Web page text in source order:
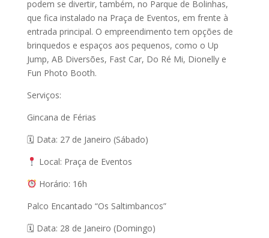
podem se divertir, também, no Parque de Bolinhas,
que fica instalado na Praça de Eventos, em frente à
entrada principal. O empreendimento tem opções de
brinquedos e espaços aos pequenos, como o Up
Jump, AB Diversões, Fast Car, Do Ré Mi, Dionelly e
Fun Photo Booth.
Serviços:
Gincana de Férias
🗓 Data: 27 de Janeiro (Sábado)
Local: Praça de Eventos
Horário: 16h
Palco Encantado “Os Saltimbancos”
🗓 Data: 28 de Janeiro (Domingo)